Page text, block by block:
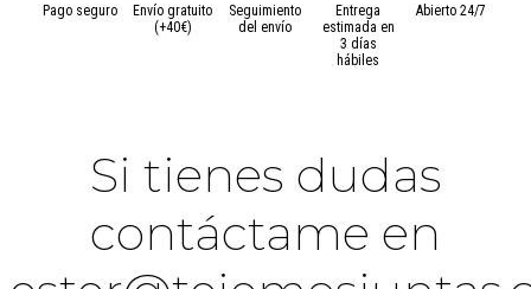
Pago seguro
Envío gratuito
(+40€)
Seguimiento
del envío
Entrega
estimada en
3 días
hábiles
Abierto 24/7
Si tienes dudas
contáctame en